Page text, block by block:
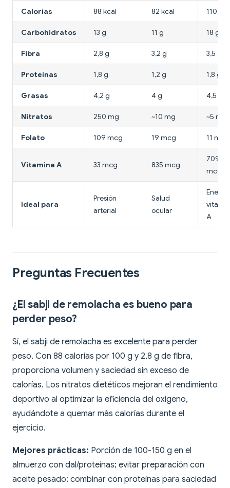
Calorías 88 kcal 82 kcal 110
Carbohidratos 13 g 11 g 18 g
Fibra 2,8 g 3,2 g 3,5 g
Proteínas 1,8 g 1,2 g 1,8 g
Grasas 4,2 g 4 g 4,5 g
Nitratos 250 mg ~10 mg ~5 mg
Folato 109 mcg 19 mcg 11 mcg
Vitamina A 33 mcg 835 mcg
709
mcg
Ideal para
Presión
arterial
Salud
ocular
A
Preguntas Frecuentes
¿El sabji de remolacha es bueno para
perder peso?
Sí, el sabji de remolacha es excelente para perder
peso. Con 88 calorías por 100 g y 2,8 g de fibra,
proporciona volumen y saciedad sin exceso de
calorías. Los nitratos dietéticos mejoran el rendimiento
deportivo al optimizar la eficiencia del oxígeno,
ayudándote a quemar más calorías durante el
ejercicio.
Mejores prácticas: Porción de 100-150 g en el
almuerzo con dal/proteínas; evitar preparación con
aceite pesado; combinar con proteínas para saciedad